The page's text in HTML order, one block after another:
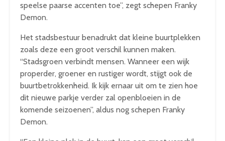
speelse paarse accenten toe”, zegt schepen Franky
Demon.
Het stadsbestuur benadrukt dat kleine buurtplekken
zoals deze een groot verschil kunnen maken.
“Stadsgroen verbindt mensen. Wanneer een wijk
properder, groener en rustiger wordt, stijgt ook de
buurtbetrokkenheid. Ik kijk ernaar uit om te zien hoe
dit nieuwe parkje verder zal openbloeien in de
komende seizoenen”, aldus nog schepen Franky
Demon.